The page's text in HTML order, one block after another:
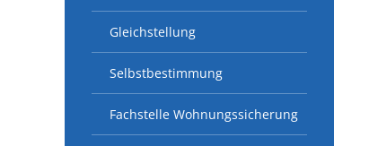
Gleichstellung
Selbstbestimmung
Fachstelle Wohnungssicherung